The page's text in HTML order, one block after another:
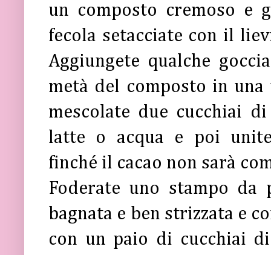
un composto cremoso e
fecola setacciate con il
Aggiungete qualche
metà del composto in
mescolate due cucchiai
latte o acqua e poi
finché il cacao non sarà
Foderate uno stampo da
bagnata e ben strizzata e
con un paio di cucchiai